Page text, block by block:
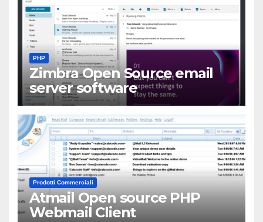
PHP
Zimbra Open Source email
server software
Prodotti Commerciali
Atmail Open source PHP
Webmail Client